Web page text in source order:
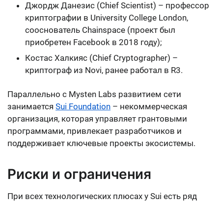
Джордж Данезис (Chief Scientist) – профессор
криптографии в University College London,
сооснователь Chainspace (проект был
приобретен Facebook в 2018 году);
Костас Халкияс (Chief Cryptographer) –
криптограф из Novi, ранее работал в R3.
Параллельно с Mysten Labs развитием сети
занимается Sui Foundation – некоммерческая
организация, которая управляет грантовыми
программами, привлекает разработчиков и
поддерживает ключевые проекты экосистемы.
Риски и ограничения
При всех технологических плюсах у Sui есть ряд